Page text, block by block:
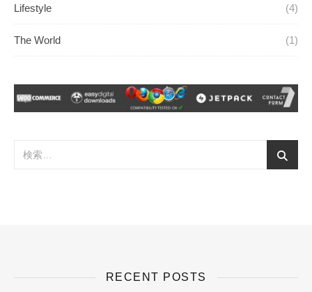
Lifestyle (4)
The World (1)
RECENT POSTS